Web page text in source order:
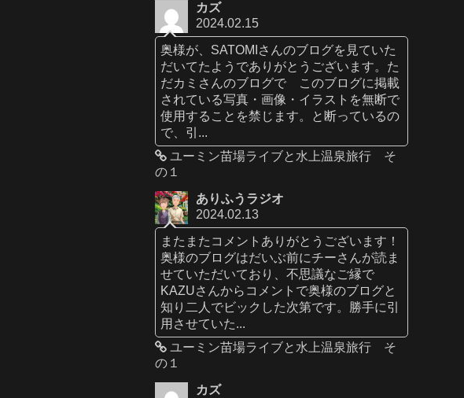
カズ
2024.02.15
奥様が、SATOMIさんのブログを見ていた
だいてたようでありがとうございます。た
だカミさんのブログで このブログに掲載
されている写真・画像・イラストを無断で
使用することを禁じます。と断っているの
で、引...
ユーミン苗場ライブと水上温泉旅行 そ
の１
ありふうラジオ
2024.02.13
またまたコメントありがとうございます！
奥様のブログはだいぶ前にチーさんが読ま
せていただいており、不思議なご縁で
KAZUさんからコメントで奥様のブログと
知り二人でビックした次第です。勝手に引
用させていた...
ユーミン苗場ライブと水上温泉旅行 そ
の１
カズ